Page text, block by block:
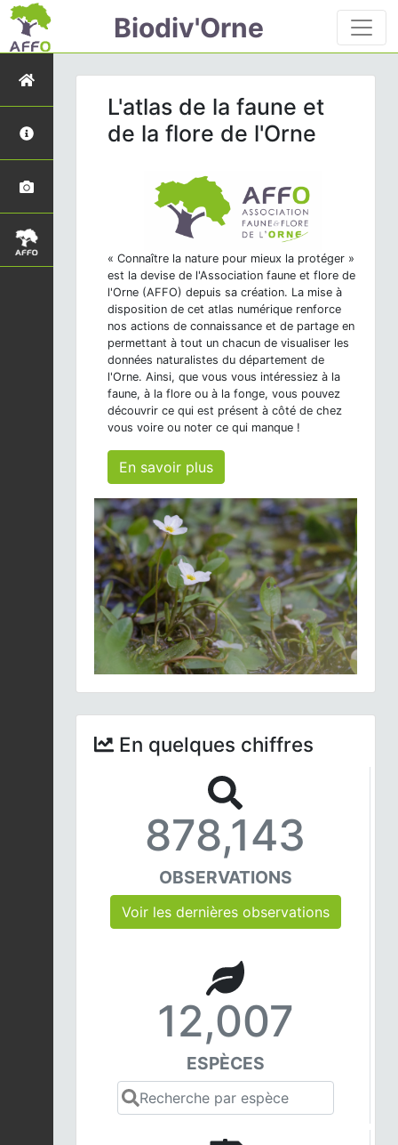
Biodiv'Orne
L'atlas de la faune et
de la flore de l'Orne
« Connaître la nature pour mieux la protéger »
est la devise de l'Association faune et flore de
l'Orne (AFFO) depuis sa création. La mise à
disposition de cet atlas numérique renforce
nos actions de connaissance et de partage en
permettant à tout un chacun de visualiser les
données naturalistes du département de
l'Orne. Ainsi, que vous vous intéressiez à la
faune, à la flore ou à la fonge, vous pouvez
découvrir ce qui est présent à côté de chez
vous voire ou noter ce qui manque !
En savoir plus
En quelques chiffres
878,143
OBSERVATIONS
Voir les dernières observations
12,007
ESPÈCES